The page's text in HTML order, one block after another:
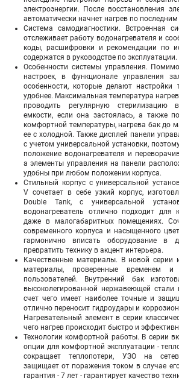
электроэнергии. После восстановления
автоматически начнет нагрев по
Система самодиагностики. Встроенная
отслеживает работу водонагревателя и
коды, расшифровки и рекомендации по
содержатся в руководстве по эксплуатации.
Особенности системы управления.
настроек, в функционале управления
особенности, которые делают настройки
удобнее. Максимальная температура
проводить регулярную стерилизацию
емкости, если она застоялась, а также
комфортной температуры, нагрева бак до
ее с холодной. Также дисплей панели
с учетом универсальной установки,
положение водонагревателя и
а элементы управления на панели
удобны при любом положении корпуса.
Стильный корпус с универсальной
V сочетает в себе узкий корпус,
Double Tank, с универсальной
водонагреватель отлично подходит для
даже в малогабаритных помещениях.
современного корпуса и насыщенного
гармонично вписать оборудование в
превратить технику в акцент интерьера.
Качественные материалы. В новой серии
материалы, проверенные временем
пользователей. Внутренний бак
высоколегированной нержавеющей стали
счет чего имеет наиболее точные и
отлично переносит гидроудары и
Нагревательный элемент в серии
чего нагрев происходит быстро и
Технологии комфортной работы. В серии
опции для комфортной эксплуатации -
сокращает теплопотери, УЗО на
защищает от поражения током в случае
гарантия - 7 лет - гарантирует качество